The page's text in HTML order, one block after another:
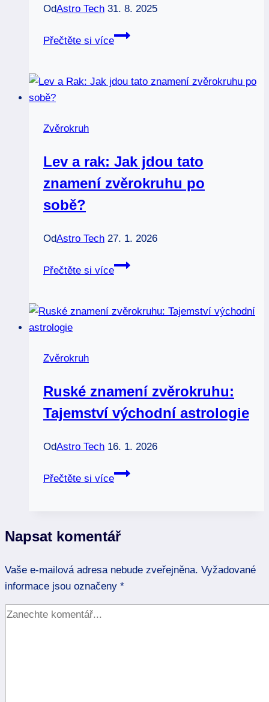
OdAstro Tech 31. 8. 2025
Přečtěte si více
Zvěrokruh
Jak
narozených?
Zvěrokruh
Lev a rak: Jak jdou tato
znamení zvěrokruhu po
sobě?
OdAstro Tech 27. 1. 2026
Přečtěte si více
Lev
Jak
po
sobě?
Zvěrokruh
Ruské znamení zvěrokruhu:
Tajemství východní astrologie
OdAstro Tech 16. 1. 2026
Přečtěte si více
Ruské
východní
Napsat komentář
Vaše e-mailová adresa nebude zveřejněna. Vyžadované
informace jsou označeny *